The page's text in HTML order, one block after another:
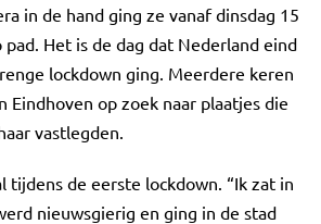
in de hand ging ze vanaf dinsdag 15
Het is de dag dat Nederland eind
lockdown ging. Meerdere keren
Eindhoven op zoek naar plaatjes die
vastlegden.
tijdens de eerste lockdown. “Ik zat in
nieuwsgierig en ging in de stad